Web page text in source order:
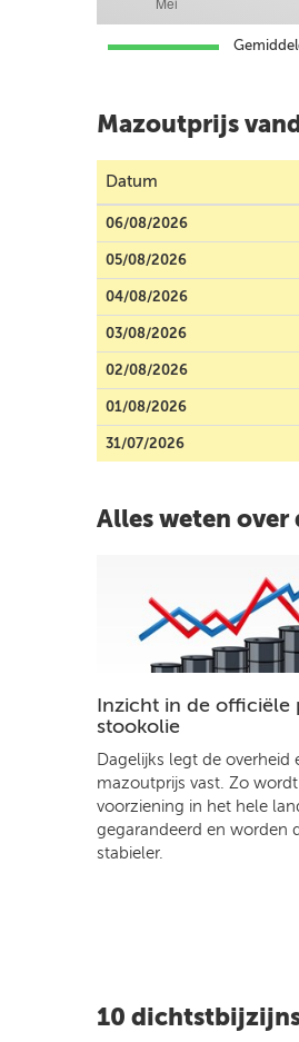
Mazoutprijs
Datum
06/08/2026
05/08/2026
04/08/2026
03/08/2026
02/08/2026
01/08/2026
31/07/2026
Alles weten
Inzicht in de officiële
stookolie
Dagelijks legt de overheid
mazoutprijs vast. Zo
voorziening in het hele
gegarandeerd en worden
stabieler.
10